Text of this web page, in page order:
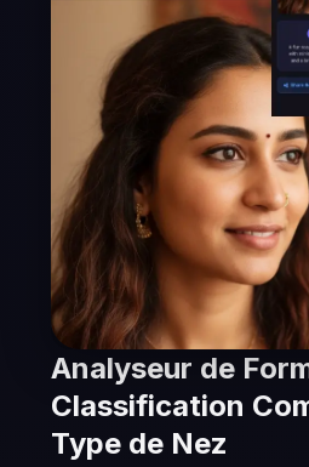
Analyseur de
Classification
Type de Nez